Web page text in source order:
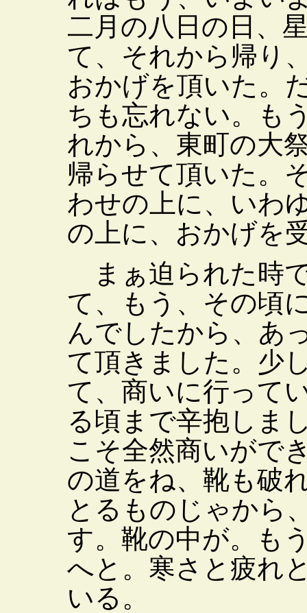
二月の八日の日、
て、それから帰り
おかげを頂いた。
ちも忘れない。も
れから、東町の大
帰らせて頂いた。
わせの上に、いわ
の上に、おかげを
まぁ迫られた時
て、もう、その頃
んでしたから、あ
て頂きました。少
て、商いに行って
る頃まで辛抱しま
こそ全然商いがで
の道をね、靴も破
とるものじゃから
す。靴の中が。も
へと。寒さと疲れ
いる。